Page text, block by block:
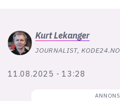
KurtLekanger
JOURNALIST, KODE24.NO
11.08.2025 - 13:28
annonseguide
suksesshistorier